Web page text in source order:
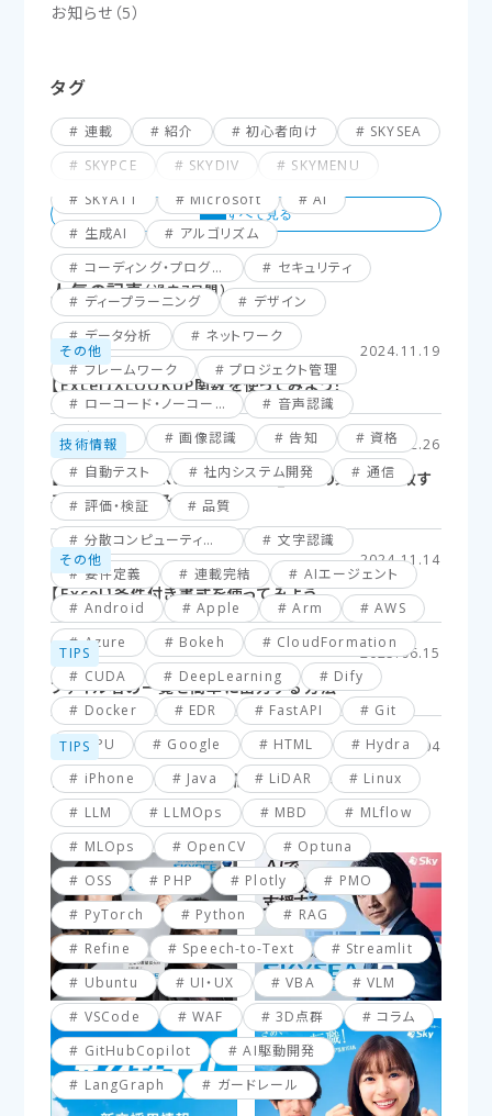
お知らせ （5）
タグ
連載 紹介 初心者向け
SKYSEA
SKYPCE
SKYDIV
SKYMENU
SKYATT
Microsoft
AI
生成AI
アルゴリズム
コーディング・プログラミング
セキュリティ
ディープラーニング
デザイン
データ分析
ネットワーク
フレームワーク
プロジェクト管理
ローコード・ノーコード
音声認識
仮想化
画像認識 告知
資格
自動テスト
社内システム開発
通信
評価・検証
品質
分散コンピューティング
文字認識
要件定義
連載完結
AIエージェント
Android
Apple Arm
AWS
Azure
Bokeh
CloudFormation
CUDA
DeepLearning
Dify
Docker
EDR FastAPI
Git
GPU
Google HTML
Hydra
iPhone
Java LiDAR
Linux
LLM
LLMOps MBD
MLflow
MLOps
OpenCV
Optuna
OSS
PHP Plotly
PMO
PyTorch
Python
RAG
Refine
Speech-to-Text
Streamlit
Ubuntu
UI・UX VBA
VLM
VSCode
WAF 3D点群
コラム
GitHubCopilot
AI駆動開発
LangGraph
ガードレール
人気の記事（過去7日間）
その他 2024.11.19
【Excel】XLOOKUP関数を使ってみよう！
技術情報 2025.02.26
【Excel】XLOOKUP関数応用編_複数の条件に一致す
るセルを探してみよう！
その他 2024.11.14
【Excel】条件付き書式を使ってみよう
TIPS 2025.06.15
ファイル名の一覧を簡単に出力する方法
TIPS 2025.03.04
【VBA】最終行と最終列を簡単に取得する方法